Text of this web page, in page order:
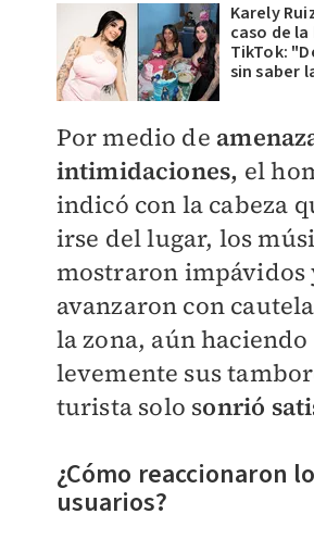
Karely
caso de
TikTok:
sin saber
​Por medio de
intimidaciones, el
indicó con la cabeza
irse del lugar, los
mostraron impávidos
avanzaron con
la zona, aún
levemente sus
turista solo sonrió
¿Cómo reaccionaron
usuarios?